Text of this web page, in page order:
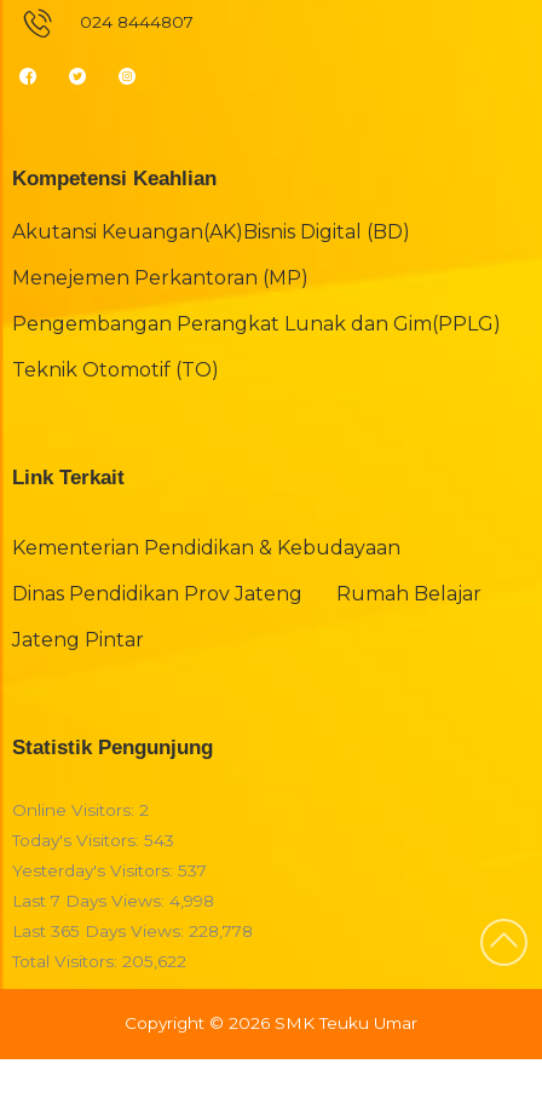
024 8444807
Kompetensi Keahlian
Akutansi Keuangan(AK)Bisnis Digital (BD)
Menejemen Perkantoran (MP)
Pengembangan Perangkat Lunak dan Gim(PPLG)
Teknik Otomotif (TO)
Link Terkait
Kementerian Pendidikan & Kebudayaan
Dinas Pendidikan Prov Jateng
Rumah Belajar
Jateng Pintar
Statistik Pengunjung
Online Visitors: 2
Today's Visitors: 543
Yesterday's Visitors: 537
Last 7 Days Views: 4,998
Last 365 Days Views: 228,778
Total Visitors: 205,622
Copyright © 2026 SMK Teuku Umar